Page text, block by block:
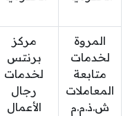
المروة
لخدمات
متابعة
المعاملات
ش.ذ.م.م
مركز
برنتس
لخدمات
رجال
الأعمال